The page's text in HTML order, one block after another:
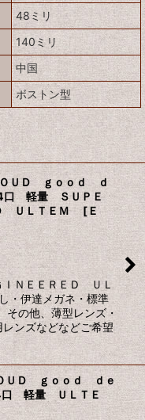
48ミリ
140ミリ
中国
ボストン型
ＵＤ ｇｏｏｄ ｄ
軽量 ＳＵＰＥ
ＵＬＴＥＭ [Ｅ
ＮＥＥＲＥＤ ＵＬ
伊達メガネ・標準
その他、薄型レンズ・
ンズなどなどご希望
ＵＤ ｇｏｏｄ ｄｅ
軽量 ＵＬＴＥ